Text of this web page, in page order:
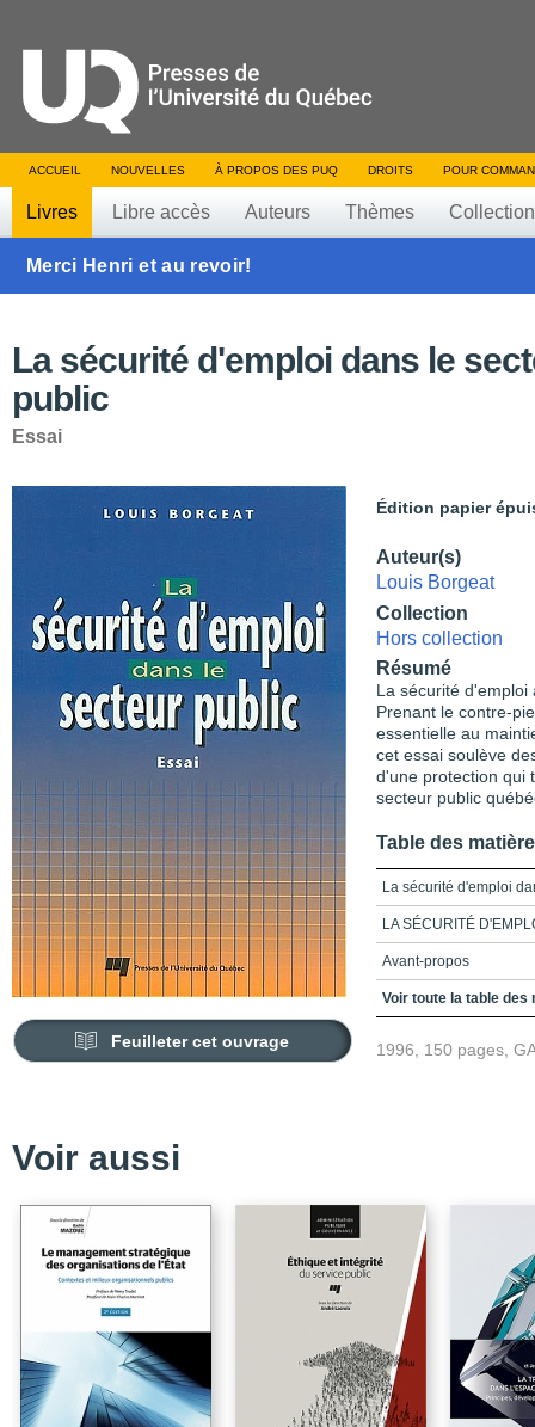
ACCUEIL NOUVELLES À PROPOS DES PUQ DROITS POUR
Livres Libre accès Auteurs Thèmes
Merci Henri et au revoir!
La sécurité d'emploi dans le
public
Essai
Feuilleter cet ouvrage
Édition papier
Auteur(s)
Louis Borgeat
Collection
Hors collection
Résumé
La sécurité
Prenant le contre-
essentielle au
cet essai soulève
d'une protection qui
secteur public
Table des
La sécurité d'emploi
LA SÉCURITÉ
Avant-propos
Table des matières
Voir toute la table des
1996, 150 pages,
Voir aussi